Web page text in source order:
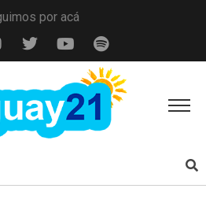
por acá